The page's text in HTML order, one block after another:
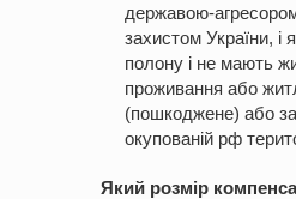
державою-агресором
захистом України, і
полону і не мають
проживання або
(пошкоджене) або
окупованій рф
Який розмір